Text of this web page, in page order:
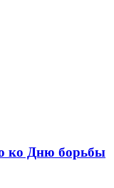
ко Дню борьбы